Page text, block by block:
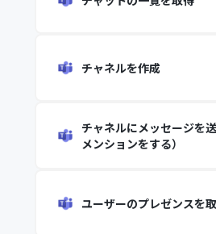
チャネルを作成
チャネルにメッセージを
メンションをする）
ユーザーのプレゼンスを